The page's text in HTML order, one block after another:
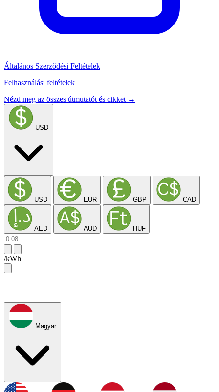
Általános Szerződési Feltételek
Felhasználási feltételek
Nézd meg az összes útmutatót és cikket →
USD
USD EUR GBP CAD
AED AUD HUF
/kWh
Magyar